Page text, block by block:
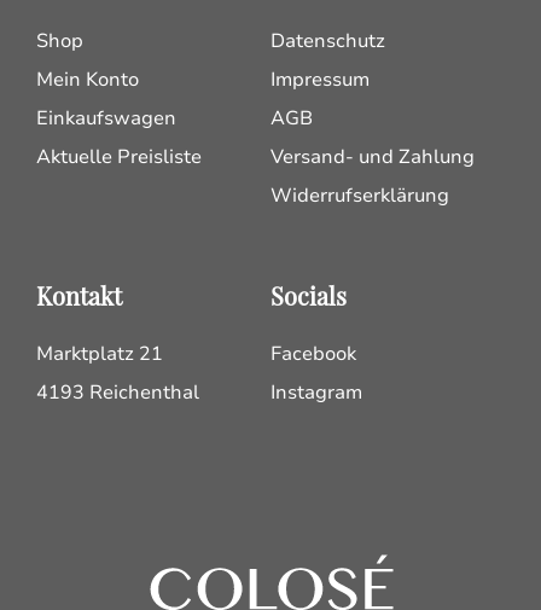
Shop
Mein Konto
Einkaufswagen
Aktuelle Preisliste
Datenschutz
Impressum
AGB
Versand- und Zahlung
Widerrufserklärung
Kontakt
Marktplatz 21
4193 Reichenthal
Socials
Facebook
Instagram